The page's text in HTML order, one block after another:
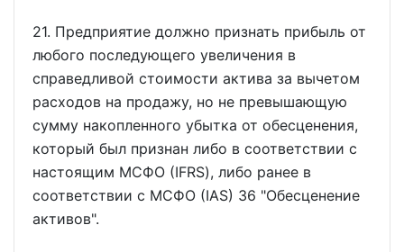
21. Предприятие должно признать прибыль от
любого последующего увеличения в
справедливой стоимости актива за вычетом
расходов на продажу, но не превышающую
сумму накопленного убытка от обесценения,
который был признан либо в соответствии с
настоящим МСФО (IFRS), либо ранее в
соответствии с МСФО (IAS) 36 "Обесценение
активов".